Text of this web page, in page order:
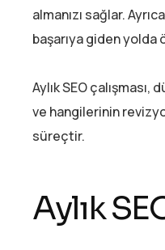
almanızı sağlar.
başarıya giden yolda
Aylık SEO
ve hangilerinin
süreçtir.
Aylık